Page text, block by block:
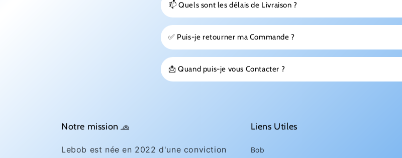
📫 Quels sont les délais de Livraison ?
✅ Puis-je retourner ma Commande ?
📩 Quand puis-je vous Contacter ?
Notre mission 🧢
Lebob est née en 2022 d'une conviction
Liens Utiles
Bob